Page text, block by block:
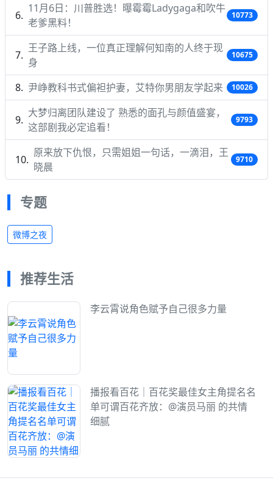
11月6日：川普胜选！曝霉霉Ladygaga和吹牛
老爹黑料！
10773
王子路上线，一位真正理解何知南的人终于现
身
10675
尹峥教科书式偏袒护妻，艾特你男朋友学起来 10026
大梦归离团队建设了 熟悉的面孔与颜值盛宴，
这部剧我必定追看！
9793
原来放下仇恨，只需姐姐一句话，一滴泪，王
晓晨
9710
专题
微博之夜
推荐生活
李云霄说角色赋予自己很多力量
播报看百花｜百花奖最佳女主角提名名
单可谓百花齐放：@演员马丽 的共情
细腻